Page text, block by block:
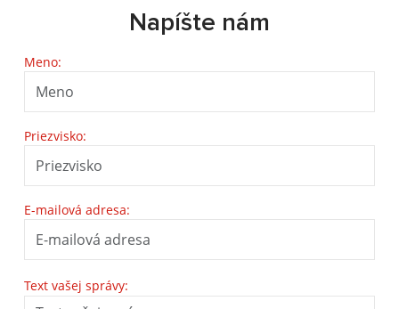
Napíšte nám
Meno:
Priezvisko:
E-mailová adresa:
Text vašej správy: